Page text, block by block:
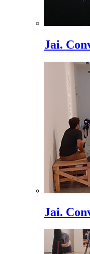
Jai.
Jai.